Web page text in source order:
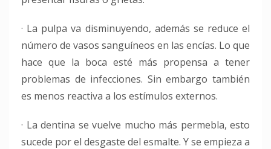
· La pulpa va disminuyendo, además se reduce el
número de vasos sanguíneos en las encías. Lo que
hace que la boca esté más propensa a tener
problemas de infecciones. Sin embargo también
es menos reactiva a los estímulos externos.
· La dentina se vuelve mucho más permebla, esto
sucede por el desgaste del esmalte. Y se empieza a